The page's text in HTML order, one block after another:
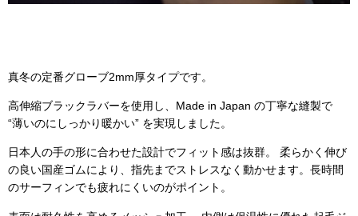
真冬の定番グローブ2mm厚タイプです。
高伸縮ブラックラバーを使用し、Made in Japan の丁寧な縫製で
“薄いのにしっかり暖かい” を実現しました。
日本人の手の形に合わせた設計でフィット感は抜群。 柔らかく伸び
の良い国産ゴムにより、指先までストレスなく動かせます。長時間
のサーフィンでも疲れにくいのがポイント。